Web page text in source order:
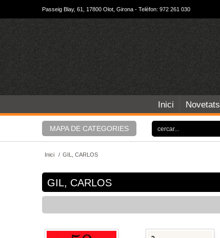
Passeig Blay, 61, 17800 Olot, Girona - Telèfon: 972 261 030
Inici Novetats
MAPA DE CATEGORIES
Inici / GIL, CARLOS
GIL, CARLOS